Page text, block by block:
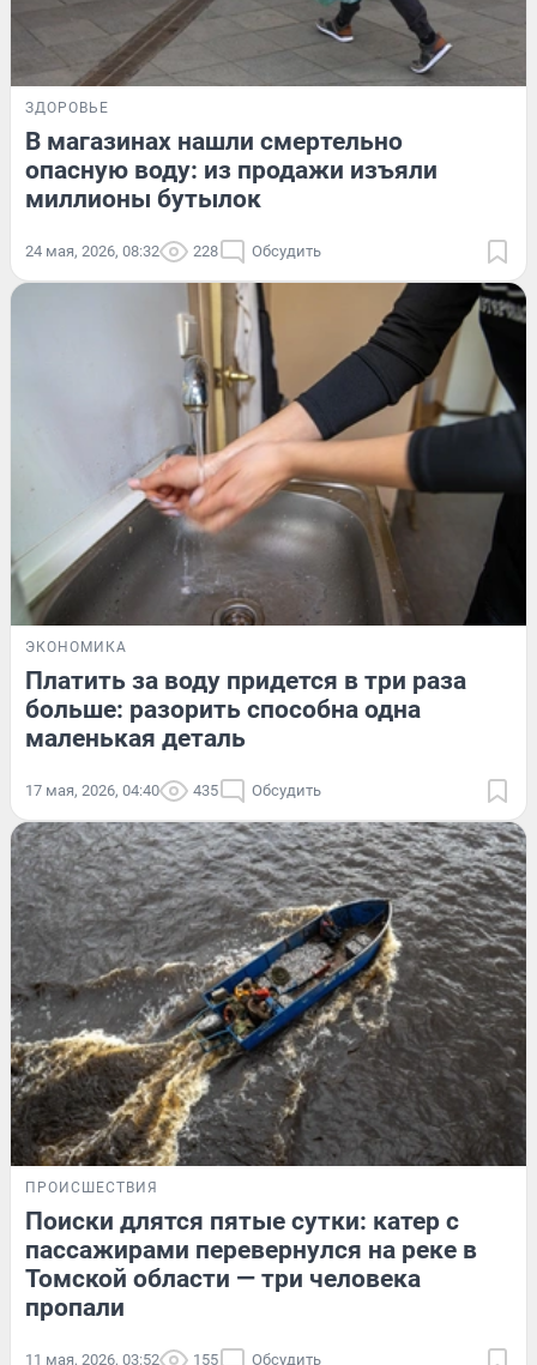
ЗДОРОВЬЕ
В магазинах нашли смертельно
опасную воду: из продажи изъяли
миллионы бутылок
24 мая, 2026, 08:32 228 Обсудить
ЭКОНОМИКА
Платить за воду придется в три раза
больше: разорить способна одна
маленькая деталь
17 мая, 2026, 04:40 435 Обсудить
ПРОИСШЕСТВИЯ
Поиски длятся пятые сутки: катер с
пассажирами перевернулся на реке в
Томской области — три человека
пропали
11 мая, 2026, 03:52 155 Обсудить